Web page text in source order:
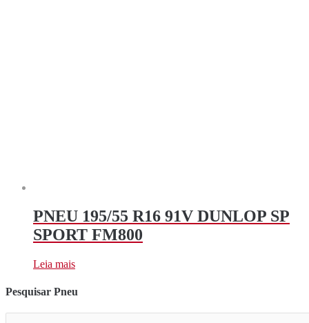
PNEU 195/55 R16 91V DUNLOP SP
SPORT FM800
Leia mais
Pesquisar Pneu